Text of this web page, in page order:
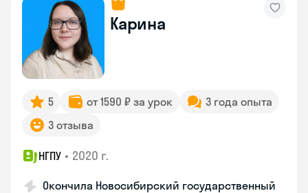
Карина
5 от 1590 ₽ за урок
3 года опыта
3 отзыва
НГПУ • 2020 г.
Окончила Новосибирский государственный